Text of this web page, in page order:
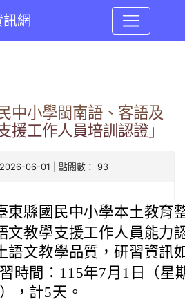
網
中小學閩南語、客語及
援工作人員培訓認證」
06-01 | 點閱數： 93
東縣國民中小學本土教育
文教學支援工作人員能力
語文教學品質，研習資訊
時間：115年7月1日（星
，計5天。